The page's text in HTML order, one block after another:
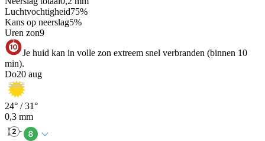
Luchtvochtigheid75%
Kans op neerslag5%
Uren zon9
Je huid kan in volle zon extreem snel verbranden (binnen 10
min).
Do20 aug
24° /31°
0,3 mm